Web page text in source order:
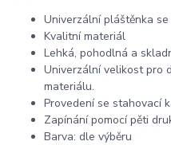
Univerzální pláštěnka se
Kvalitní materiál
Lehká, pohodlná a
Univerzální velikost pro
materiálu.
Provedení se stahovací
Zapínání pomocí pěti
Barva: dle výběru